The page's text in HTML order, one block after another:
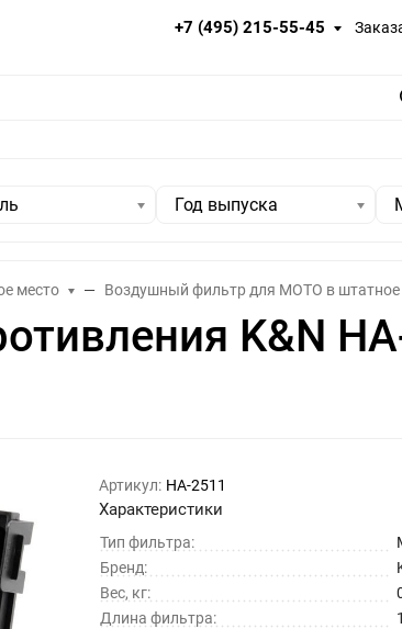
+7 (495) 215-55-45
Год выпуска
место Воздушный фильтр для МОТО в штатное
K&N
Артикул: HA-2511
Характеристики
Тип фильтра:
Бренд:
Вес, кг:
Длина фильтра: